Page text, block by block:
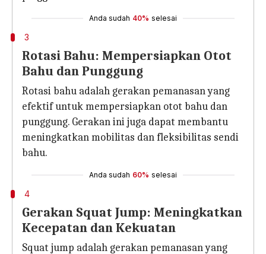
Anda sudah 40% selesai
3
Rotasi Bahu: Mempersiapkan Otot
Bahu dan Punggung
Rotasi bahu adalah gerakan pemanasan yang
efektif untuk mempersiapkan otot bahu dan
punggung. Gerakan ini juga dapat membantu
meningkatkan mobilitas dan fleksibilitas sendi
bahu.
Anda sudah 60% selesai
4
Gerakan Squat Jump: Meningkatkan
Kecepatan dan Kekuatan
Squat jump adalah gerakan pemanasan yang